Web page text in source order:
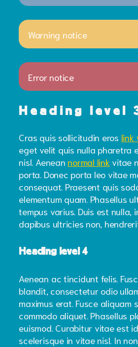
Warning notice
Error notice
Heading level
Cras quis sollicitudin eros link
eget velit quis nulla pharetra
nisl. Aeneannormal link vitae
porta. Donec porta leo vitae
consequat. Praesent quis
elementum quam. Phasellus
tempus varius. Duis est nulla,
dapibus ultricies non,
Heading level 4
Aenean ac tincidunt felis.
blandit, consectetur odio
maximus erat. Fusce aliquam
commodo aliquet. Phasellus
euismod. Curabitur vitae est
scelerisque in vitae nisl. In